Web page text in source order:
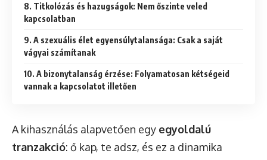
8. Titkolózás és hazugságok: Nem őszinte veled
kapcsolatban
9. A szexuális élet egyensúlytalansága: Csak a saját
vágyai számítanak
10. A bizonytalanság érzése: Folyamatosan kétségeid
vannak a kapcsolatot illetően
A kihasználás alapvetően egy egyoldalú
tranzakció: ő kap, te adsz, és ez a dinamika